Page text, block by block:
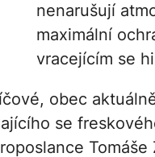
nenarušují
maximální
vracejícím se
obec
se